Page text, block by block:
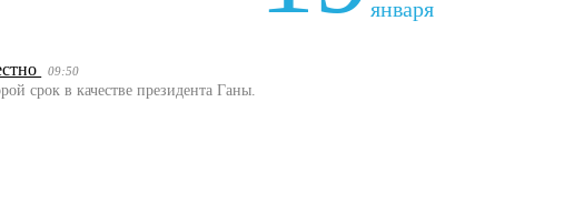
января
09:50
срок в качестве президента Ганы.